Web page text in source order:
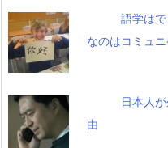
語学は
なのはコミュ
日本人
由